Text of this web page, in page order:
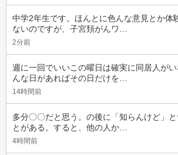
中学2年生です。ほんとに色んな意見とか体
ないのですが、子宮頚がんワ…
2分前
週に一回でいいこの曜日は確実に同居人が
んな日があればその日だけを…
14時間前
多分〇〇だと思う。の後に「知らんけど」
とがある。すると、他の人か…
4時間前